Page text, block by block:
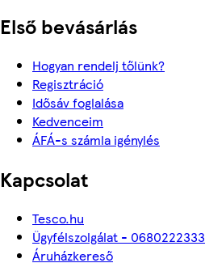
Első bevásárlás
Hogyan rendelj tőlünk?
Regisztráció
Idősáv foglalása
Kedvenceim
ÁFÁ-s számla igénylés
Kapcsolat
Tesco.hu
Ügyfélszolgálat - 0680222333
Áruházkereső